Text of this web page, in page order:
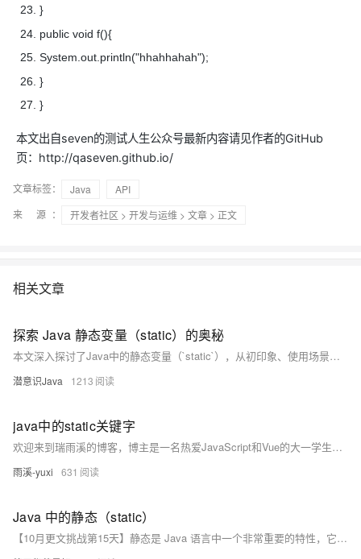
}
public void f(){
System.out.println("hhahhahah");
}
}
本文出自seven的测试人生公众号最新内容请见作者的GitHub
页：http://qaseven.github.io/
文章标签： Java
API
来 源：
开发者社区 > 开发与运维 > 文章 > 正文
相关文章
探索 Java 静态变量（static）的奥秘
本文深入探讨了Java中的静态变量（`static`），从初印象、使用场景、访问方式、初始化、线程安全、优缺点到最佳实践，全面解析其特性和应用场景。静态变量属于类而非实例，适用于共享数据、定义全局常量和工具类中的变量。它在类加载时初始化，生命周期贯穿整个程序运行。然而，多线程环境下需注意线程安全问题，可通过`synchronized`或原子类解决。优点包括共享数据方便和提高性能，但也存在线程安全和代码耦合度增高的缺点。最佳实践建议谨慎使用、保证线程安全、遵循命名规范并封装访问。掌握静态变量的正确用法，能让你的代码更加高效简洁。
潜意识Java 1213
java中的static关键字
欢迎来到瑞雨溪的博客，博主是一名热爱JavaScript和Vue的大一学生，致力于全栈开发。如果你从我的文章中受益，欢迎关注我，将持续分享更多优质内容。你的支持是我前进的动力！🎉🎉🎉
雨溪-yuxi 631
Java 中的静态（static）
【10月更文挑战第15天】静态是 Java 语言中一个非常重要的特性，它为我们提供了一种方便、高效的方式来管理和共享资源。然而，在使用过程中，我们需要谨慎考虑其优缺点，以确保代码的质量和可维护性。